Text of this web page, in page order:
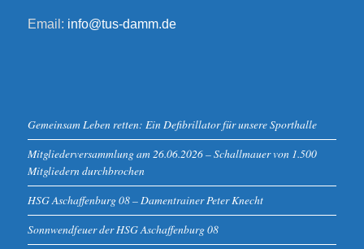
Email: info@tus-damm.de
Gemeinsam Leben retten: Ein Defibrillator für unsere Sporthalle
Mitgliederversammlung am 26.06.2026 – Schallmauer von 1.500
Mitgliedern durchbrochen
HSG Aschaffenburg 08 – Damentrainer Peter Knecht
Sonnwendfeuer der HSG Aschaffenburg 08